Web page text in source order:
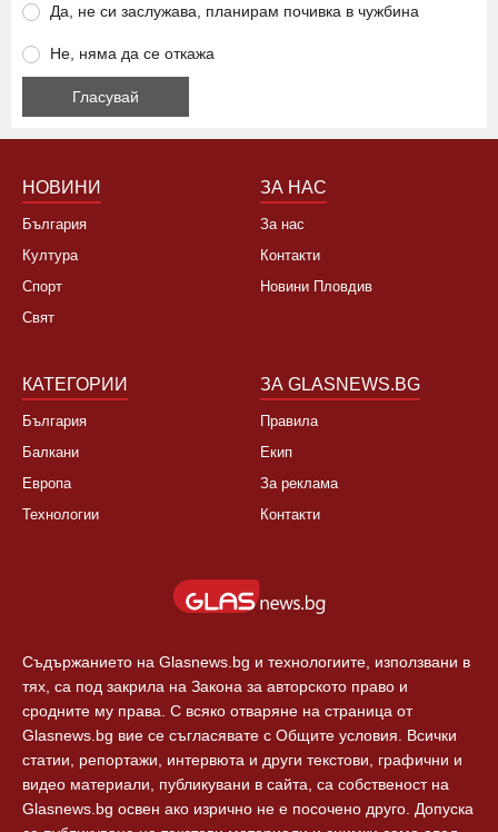
Да, не си заслужава, планирам почивка в чужбина
Не, няма да се откажа
НОВИНИ
България
Култура
Спорт
Свят
ЗА НАС
За нас
Контакти
Новини Пловдив
КАТЕГОРИИ
България
Балкани
Европа
Технологии
ЗА GLASNEWS.BG
Правила
Екип
За реклама
Контакти
Съдържанието на Glasnews.bg и технологиите, използвани в
тях, са под закрила на Закона за авторското право и
сродните му права. С всяко отваряне на страница от
Glasnews.bg вие се съгласявате с Общите условия. Всички
статии, репортажи, интервюта и други текстови, графични и
видео материали, публикувани в сайта, са собственост на
Glasnews.bg освен ако изрично не е посочено друго. Допуска